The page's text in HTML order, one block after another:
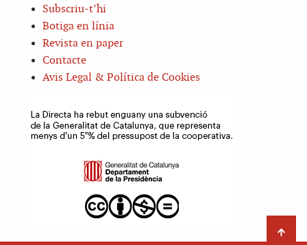
Subscriu-t’hi
Botiga en línia
Revista en paper
Contacte
Avis Legal & Política de Cookies